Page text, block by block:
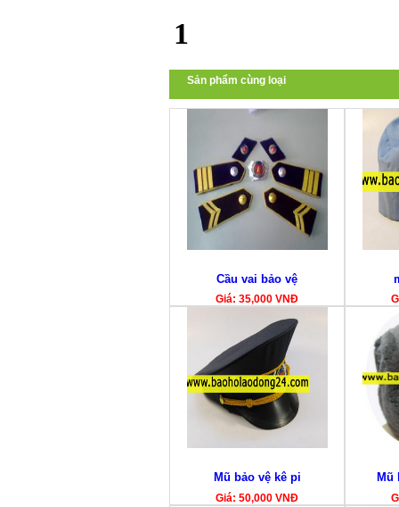
1
Sản phẩm cùng loại
Cầu vai bảo vệ
Giá: 35,000 VNĐ
Mũ bảo vệ kê pi
Giá: 50,000 VNĐ
Mũ